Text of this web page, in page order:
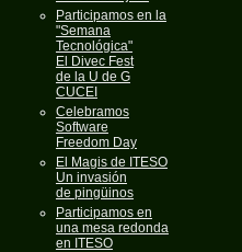
Participamos en la
"Semana
Tecnológica"
El Divec Fest
de la U de G
CUCEI
Celebramos
Software
Freedom Day
El Magis de ITESO
Un invasión
de pingüinos
Participamos en
una mesa redonda
en ITESO